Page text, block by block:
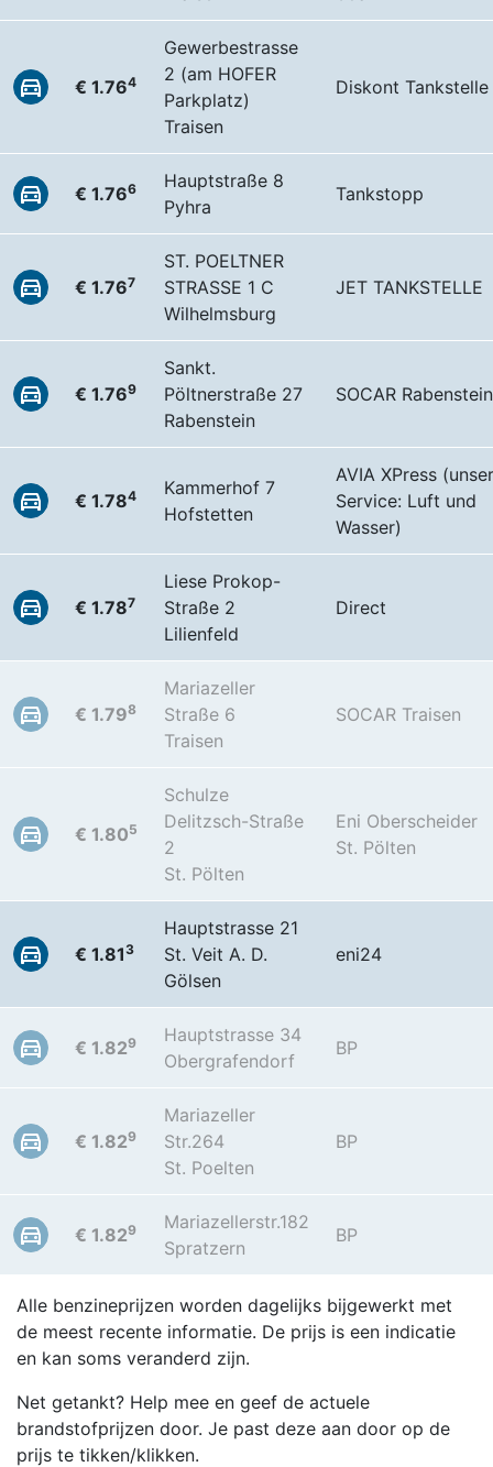
€ 1.764
Gewerbestrasse
2 (am HOFER
Parkplatz)
Traisen
Diskont Tankstelle
€ 1.766
Hauptstraße 8
Pyhra
Tankstopp
€ 1.767
ST. POELTNER
STRASSE 1 C
Wilhelmsburg
JET TANKSTELLE
€ 1.769
Sankt.
Pöltnerstraße 27
Rabenstein
SOCAR Rabenstein
€ 1.784
Kammerhof 7
Hofstetten
AVIA XPress (unser
Service: Luft und
Wasser)
€ 1.787
Liese Prokop-
Straße 2
Lilienfeld
Direct
€ 1.798
Mariazeller
Straße 6
Traisen
SOCAR Traisen
€ 1.805
Schulze
Delitzsch-Straße
2
St. Pölten
Eni Oberscheider
St. Pölten
€ 1.813
Hauptstrasse 21
St. Veit A. D.
Gölsen
eni24
€ 1.829
Hauptstrasse 34
Obergrafendorf
BP
€ 1.829
Mariazeller
Str.264
St. Poelten
BP
€ 1.829
Mariazellerstr.182
Spratzern
BP
Alle benzineprijzen worden dagelijks bijgewerkt met
de meest recente informatie. De prijs is een indicatie
en kan soms veranderd zijn.
Net getankt? Help mee en geef de actuele
brandstofprijzen door. Je past deze aan door op de
prijs te tikken/klikken.